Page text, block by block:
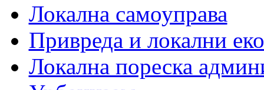
Локална самоуправа
Привреда и локални
Локална пореска